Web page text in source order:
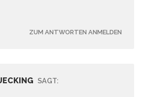
ZUM ANTWORTEN ANMELDEN
SAGT: